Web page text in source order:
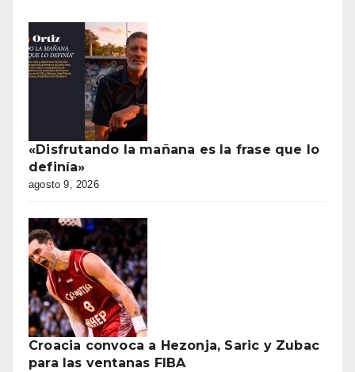
«Disfrutando la mañana es la frase que lo
definía»
agosto 9, 2026
Croacia convoca a Hezonja, Saric y Zubac
para las ventanas FIBA